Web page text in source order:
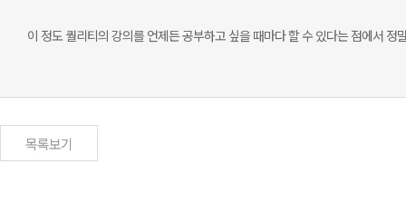
이 정도 퀄리티의 강의를 언제든 공부하고 싶을 때마다 할 수 있다는 점에서 정
목록보기